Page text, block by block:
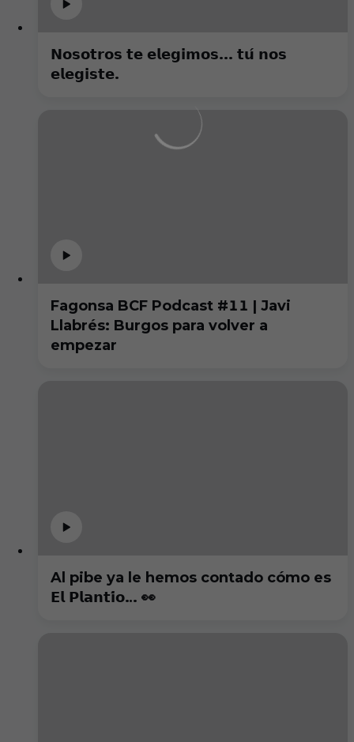
𝗡𝗼𝘀𝗼𝘁𝗿𝗼𝘀 𝘁𝗲 𝗲𝗹𝗲𝗴𝗶𝗺𝗼𝘀... 𝘁𝘂́ 𝗻𝗼𝘀
𝗲𝗹𝗲𝗴𝗶𝘀𝘁𝗲.
Fagonsa BCF Podcast #11 | Javi
Llabrés: Burgos para volver a
empezar
Al pibe ya le hemos contado cómo es
𝗘𝗹 𝗣𝗹𝗮𝗻𝘁𝗶́𝗼… 👀